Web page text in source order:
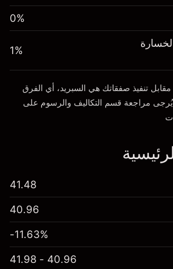
~
$19,000.00
0%
1%
مقابل تنفيذ صفقاتك هي السبريد، أي الفرق
يُرجى مراجعة قسم التكاليف والرسوم على
41.48
40.96
-11.63%
40.96 - 41.98